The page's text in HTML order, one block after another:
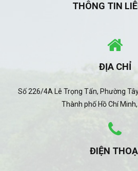
THÔNG TIN
ĐỊA CHỈ
Số 226/4A Lê Trọng Tấn, Phường
Thành phố Hồ Chí
ĐIỆN